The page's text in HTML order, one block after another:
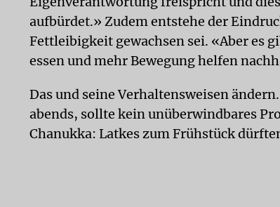
aufbürdet.» Zudem entstehe der
Fettleibigkeit gewachsen sei. «Aber es
essen und mehr Bewegung helfen
Das und seine Verhaltensweisen
abends, sollte kein unüberwindbares
Chanukka: Latkes zum Frühstück